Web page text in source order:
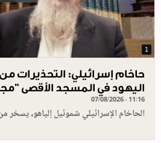
1
حاخام إسرائيلي: التحذيرات
اليهود في المسجد الأقصى
07/08/2026 - 11:16
الحاخام الإسرائيلي شموئيل إلياهو،